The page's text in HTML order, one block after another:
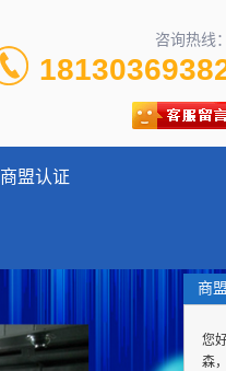
咨询热线：
商盟认证
商
您
森